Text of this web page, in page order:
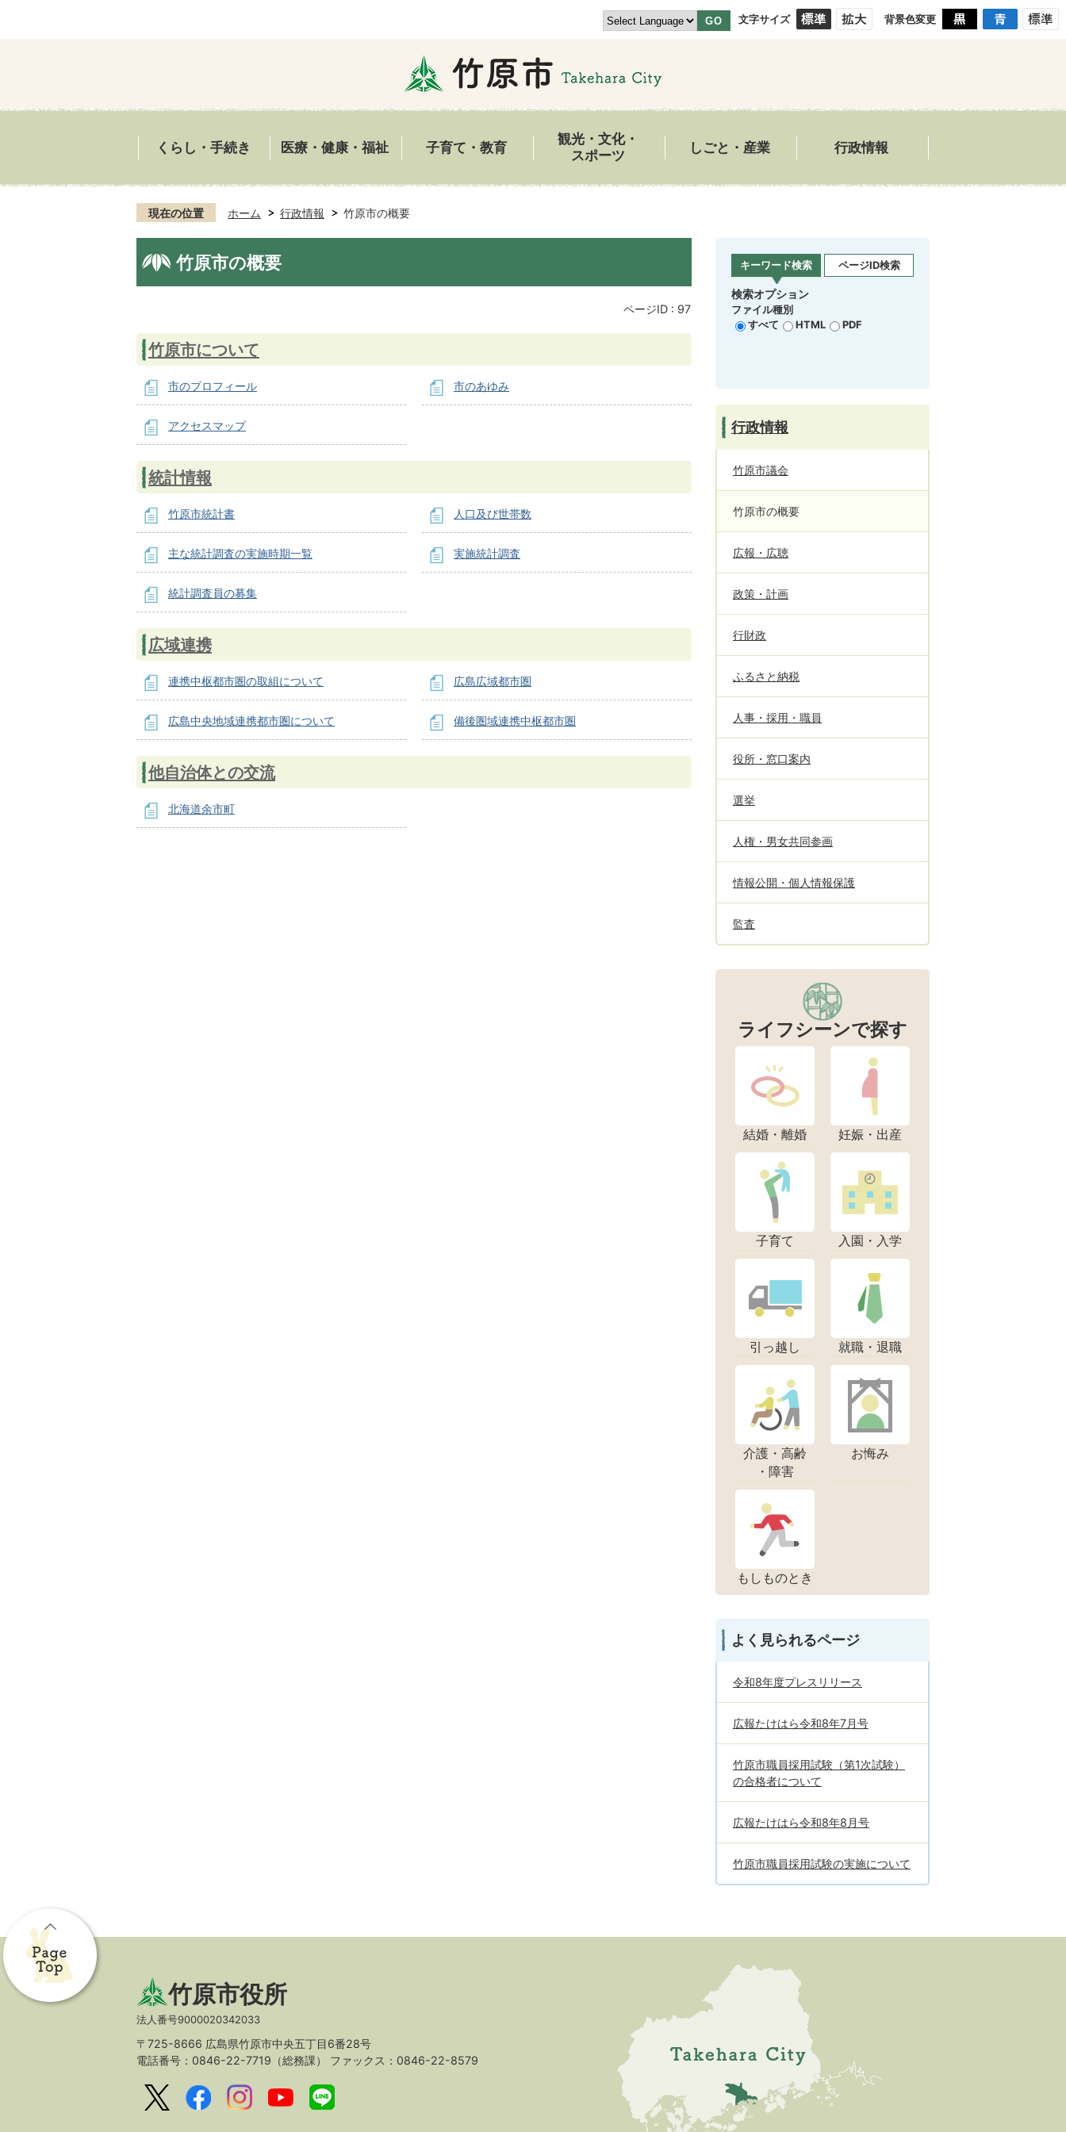
GO 文字サイズ 背景色変更
くらし・手続き 医療・健康・福祉 子育て・教育
観光・文化・
スポーツ
しごと・産業 行政情報
現在の位置 ホーム 行政情報 竹原市の概要
竹原市の概要
ページID : 97
竹原市について
市のプロフィール 市のあゆみ
アクセスマップ
統計情報
竹原市統計書 人口及び世帯数
主な統計調査の実施時期一覧 実施統計調査
統計調査員の募集
広域連携
連携中枢都市圏の取組について 広島広域都市圏
広島中央地域連携都市圏について 備後圏域連携中枢都市圏
他自治体との交流
北海道余市町
キーワード検索 ページID検索
検索オプション
ファイル種別
すべて
HTML PDF
行政情報
竹原市議会
竹原市の概要
広報・広聴
政策・計画
行財政
ふるさと納税
人事・採用・職員
役所・窓口案内
選挙
人権・男女共同参画
情報公開・個人情報保護
監査
ライフシーンで探す
結婚・離婚 妊娠・出産
子育て 入園・入学
引っ越し 就職・退職
介護・高齢
・障害
お悔み
もしものとき
よく見られるページ
令和8年度プレスリリース
広報たけはら令和8年7月号
竹原市職員採用試験（第1次試験）
の合格者について
広報たけはら令和8年8月号
竹原市職員採用試験の実施について
竹原市役所
法人番号9000020342033
〒725-8666 広島県竹原市中央五丁目6番28号
電話番号：0846-22-7719（総務課） ファックス：0846-22-8579